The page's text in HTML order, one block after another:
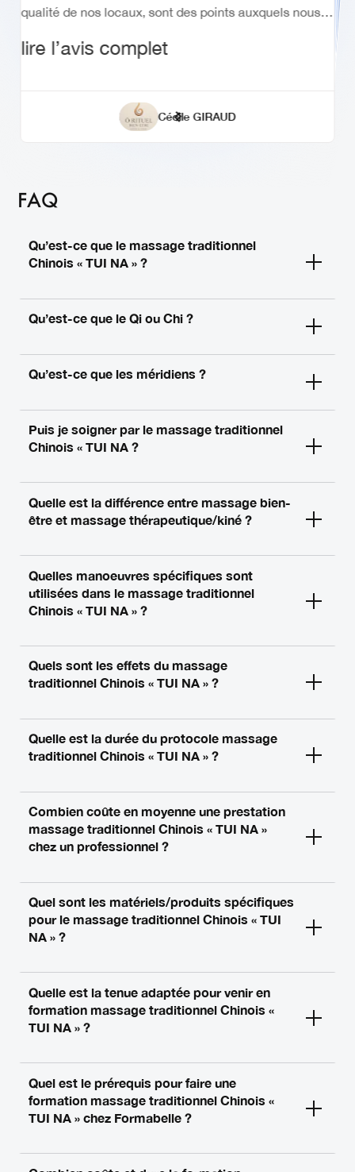
qualité de nos locaux, sont des points auxquels nous
confiance et au plaisir de vous accueillir de nouveau
lire l’avis complet
Cécile GIRAUD
recommande ce centre de formation.
lire l’avis complet
Audrey Gegauff
Cecile Mrqt
Esthetique
FAQ
Qu’est-ce que le massage traditionnel
Chinois « TUI NA » ?
Qu’est-ce que le Qi ou Chi ?
Qu’est-ce que les méridiens ?
Puis je soigner par le massage traditionnel
Chinois « TUI NA ?
Quelle est la différence entre massage bien-
être et massage thérapeutique/kiné ?
Quelles manoeuvres spécifiques sont
utilisées dans le massage traditionnel
Chinois « TUI NA » ?
Quels sont les effets du massage
traditionnel Chinois « TUI NA » ?
Quelle est la durée du protocole massage
traditionnel Chinois « TUI NA » ?
Combien coûte en moyenne une prestation
massage traditionnel Chinois « TUI NA »
chez un professionnel ?
Quel sont les matériels/produits spécifiques
pour le massage traditionnel Chinois « TUI
NA » ?
Quelle est la tenue adaptée pour venir en
formation massage traditionnel Chinois «
TUI NA » ?
Quel est le prérequis pour faire une
formation massage traditionnel Chinois «
TUI NA » chez Formabelle ?